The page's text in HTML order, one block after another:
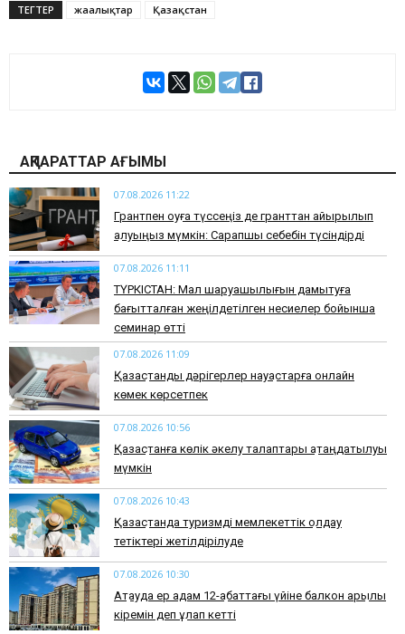
ТЕГТЕР жаңалықтар Қазақстан
АҚПАРАТТАР АҒЫМЫ
07.08.2026 11:22
Грантпен оқуға түссеңіз де гранттан айырылып
қалуыңыз мүмкін: Сарапшы себебін түсіндірді
07.08.2026 11:11
ТҮРКІСТАН: Мал шаруашылығын дамытуға
бағытталған жеңілдетілген несиелер бойынша
семинар өтті
07.08.2026 11:09
Қазақстандық дәрігерлер науқастарға онлайн
көмек көрсетпек
07.08.2026 10:56
Қазақстанға көлік әкелу талаптары қатаңдатылуы
мүмкін
07.08.2026 10:43
Қазақстанда туризмді мемлекеттік қолдау
тетіктері жетілдірілуде
07.08.2026 10:30
Ақтауда ер адам 12-қабаттағы үйіне балкон арқылы
кіремін деп құлап кетті